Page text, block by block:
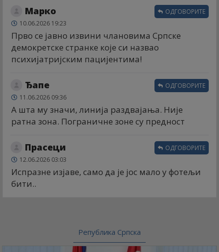
Марко
10.06.2026 19:23
Прво се јавно извини члановима Српске
демокретске странке које си назвао
психијатријским пацијентима!
ОДГОВОРИТЕ
Ђапе
11.06.2026 09:36
А шта му значи, линија раздвајања. Није
ратна зона. Пограничне зоне су предност
ОДГОВОРИТЕ
Прасеци
12.06.2026 03:03
Испразне изјаве, само да је јос мало у фотељи
бити..
ОДГОВОРИТЕ
Република Српска